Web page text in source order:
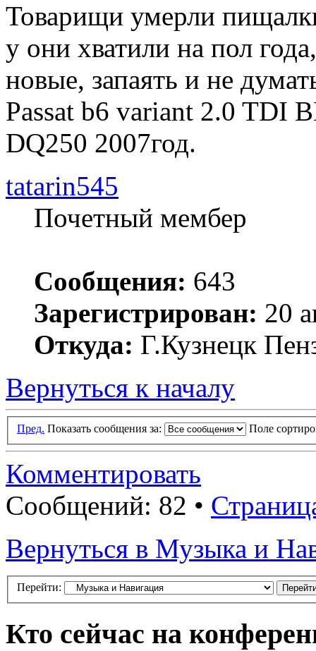
Товарищи умерли
у они хватили на пол
новые, запаять и не
Passat b6 variant 2.0 TDI
DQ250 2007год.
tatarin545
Почетный мембер
Сообщения: 643
Зарегистрирован: 20
Откуда: Г.Кузнецк
Вернуться к началу
Пред. Показать сообщения за: Поле
Комментировать
Сообщений: 82 •
Вернуться в Музыка и
Перейти:
Кто сейчас на